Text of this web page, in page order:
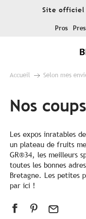
Site officiel
Pros
Accueil Selon mes
Nos
Les expos inratables
un plateau de fruits
GR®34, les meilleurs
toutes les bonnes
Bretagne. Les petites
par ici !